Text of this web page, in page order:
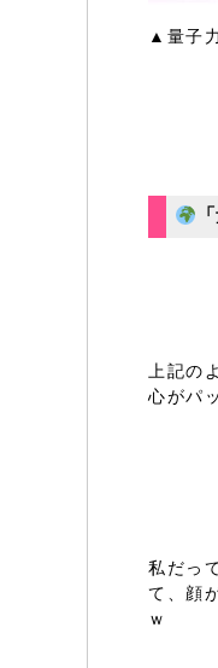
▲量子
上記の
心がパ
私だっ
て、顔
ｗ